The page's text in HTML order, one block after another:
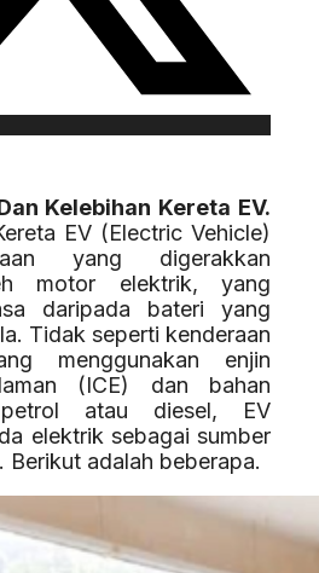
Kelebihan Kereta EV.
EV (Electric Vehicle)
yang digerakkan
motor elektrik, yang
daripada bateri yang
Tidak seperti kenderaan
menggunakan enjin
(ICE) dan bahan
atau diesel, EV
elektrik sebagai sumber
Berikut adalah beberapa.